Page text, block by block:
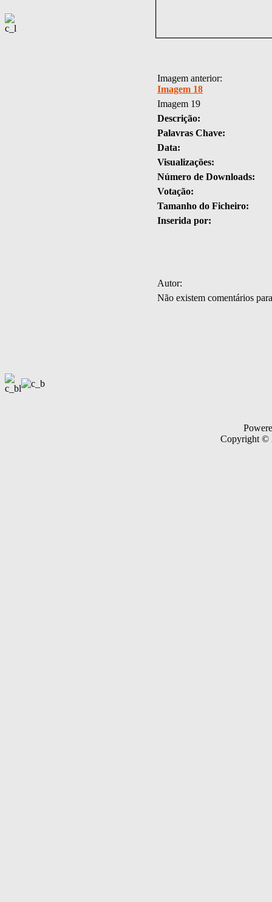
Imagem anterior:
Imagem 18
Imagem 19
Descrição:
Palavras Chave:
Data:
Visualizações:
Número de Downloads:
Votação:
Tamanho do Ficheiro:
Inserida por:
Autor:
Não existem comentários
Copyright ©